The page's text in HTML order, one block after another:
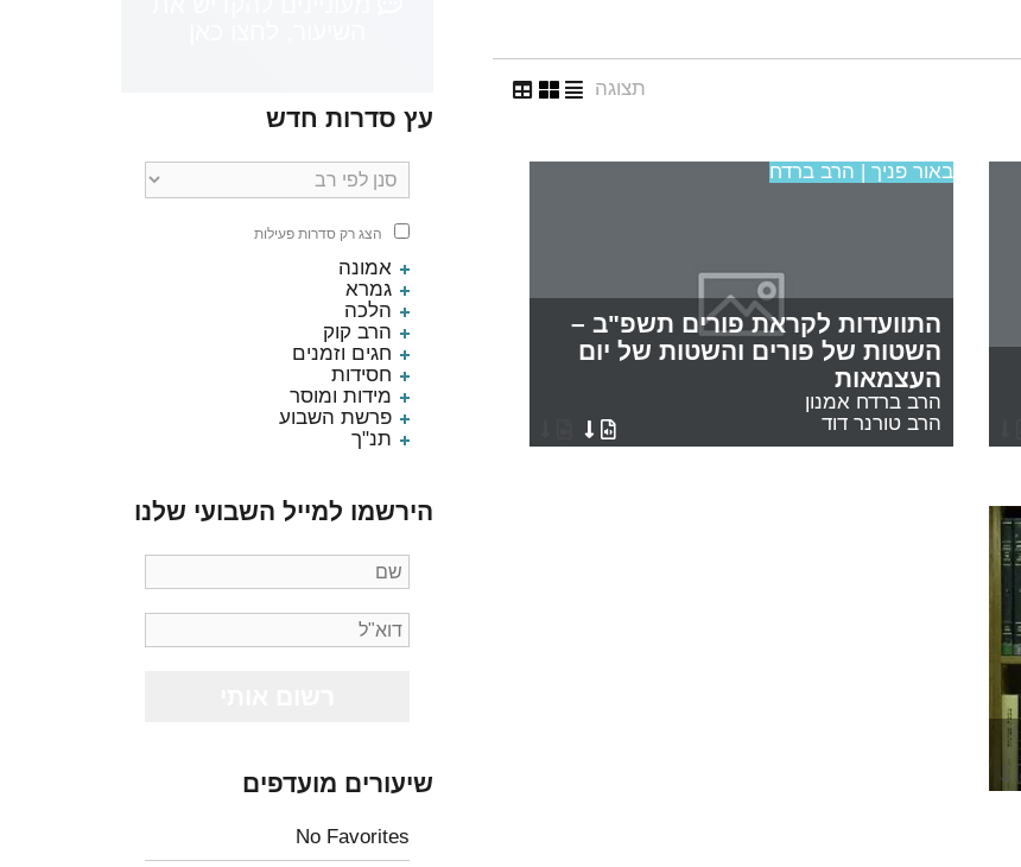
תצוגה
באור פניך | הרב ברדח
התוועדות לקראת פורים תשפ"ב –
השטות של פורים והשטות של יום
העצמאות
הרב ברדח אמנון
הרב טורנר דוד
עץ סדרות חדש
הצג רק סדרות פעילות
אמונה
גמרא
הלכה
הרב קוק
חגים וזמנים
חסידות
מידות ומוסר
פרשת השבוע
תנ"ך
הירשמו למייל השבועי שלנו
שיעורים מועדפים
No Favorites